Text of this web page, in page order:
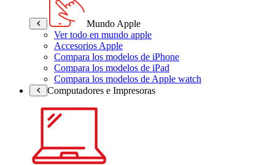
Mundo Apple
Ver todo en mundo apple
Accesorios Apple
Compara los modelos de iPhone
Compara los modelos de iPad
Compara los modelos de Apple watch
Computadores e Impresoras